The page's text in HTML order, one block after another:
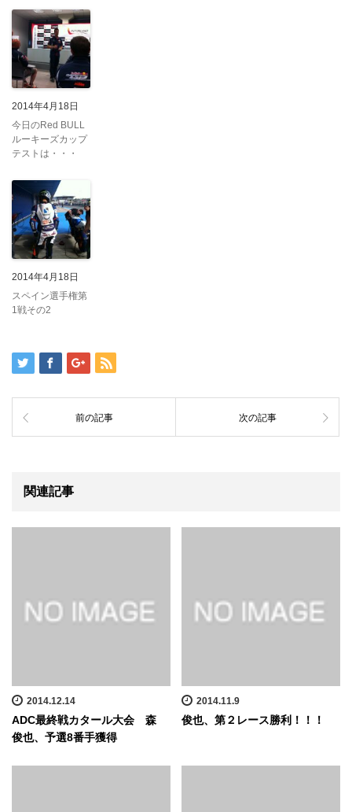
2014年4月18日
今日のRed BULL
ルーキーズカップ
テストは・・・
2014年4月18日
スペイン選手権第
1戦その2
前の記事 次の記事
関連記事
2014.12.14
ADC最終戦カタール大会 森
俊也、予選8番手獲得
2014.11.9
俊也、第２レース勝利！！！